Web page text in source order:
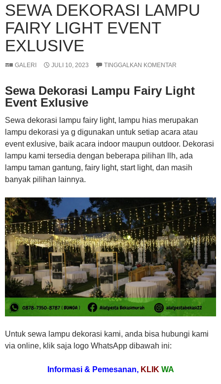
SEWA DEKORASI LAMPU
FAIRY LIGHT EVENT
EXLUSIVE
GALERI JULI 10, 2023 TINGGALKAN KOMENTAR
Sewa Dekorasi Lampu Fairy Light
Event Exlusive
Sewa dekorasi lampu fairy light, lampu hias merupakan
lampu dekorasi ya g digunakan untuk setiap acara atau
event exlusive, baik acara indoor maupun outdoor. Dekorasi
lampu kami tersedia dengan beberapa pilihan llh, ada
lampu taman gantung, fairy light, start light, dan masih
banyak pilihan lainnya.
Untuk sewa lampu dekorasi kami, anda bisa hubungi kami
via online, klik saja logo WhatsApp dibawah ini:
Informasi & Pemesanan, KLIK WA